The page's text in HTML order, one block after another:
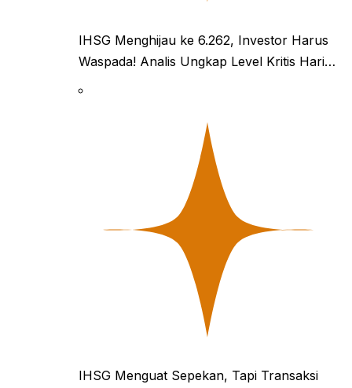
IHSG Menghijau ke 6.262, Investor Harus
Waspada! Analis Ungkap Level Kritis Hari…
IHSG Menguat Sepekan, Tapi Transaksi